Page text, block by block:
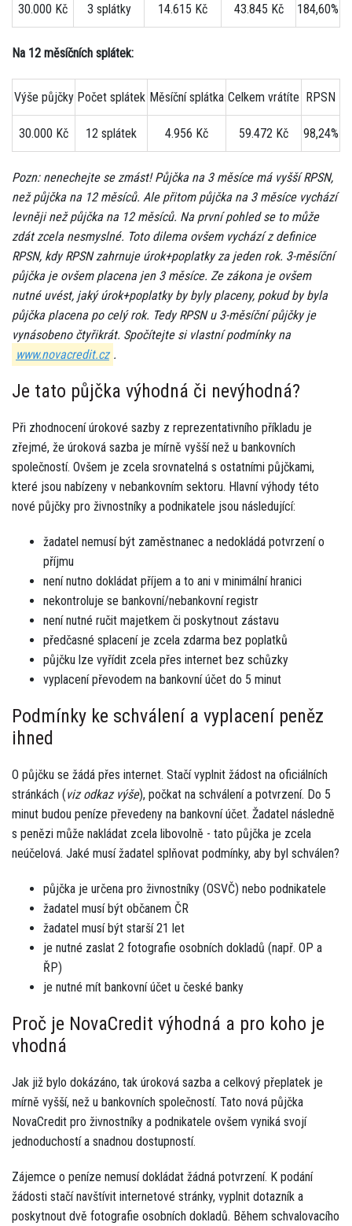
30.000 Kč 3 splátky 14.615 Kč 43.845 Kč 184,60%
Na 12 měsíčních splátek:
Výše půjčky Počet splátek Měsíční splátka Celkem vrátíte RPSN
30.000 Kč 12 splátek 4.956 Kč 59.472 Kč 98,24%
Pozn: nenechejte se zmást! Půjčka na 3 měsíce má vyšší RPSN,
než půjčka na 12 měsíců. Ale přitom půjčka na 3 měsíce vychází
levněji než půjčka na 12 měsíců. Na první pohled se to může
zdát zcela nesmyslné. Toto dilema ovšem vychází z definice
RPSN, kdy RPSN zahrnuje úrok+poplatky za jeden rok. 3-měsíční
půjčka je ovšem placena jen 3 měsíce. Ze zákona je ovšem
nutné uvést, jaký úrok+poplatky by byly placeny, pokud by byla
půjčka placena po celý rok. Tedy RPSN u 3-měsíční půjčky je
vynásobeno čtyřikrát. Spočítejte si vlastní podmínky na
www.novacredit.cz .
Je tato půjčka výhodná či nevýhodná?
Při zhodnocení úrokové sazby z reprezentativního příkladu je
zřejmé, že úroková sazba je mírně vyšší než u bankovních
společností. Ovšem je zcela srovnatelná s ostatními půjčkami,
které jsou nabízeny v nebankovním sektoru. Hlavní výhody této
nové půjčky pro živnostníky a podnikatele jsou následující:
žadatel nemusí být zaměstnanec a nedokládá potvrzení o
příjmu
není nutno dokládat příjem a to ani v minimální hranici
nekontroluje se bankovní/nebankovní registr
není nutné ručit majetkem či poskytnout zástavu
předčasné splacení je zcela zdarma bez poplatků
půjčku lze vyřídit zcela přes internet bez schůzky
vyplacení převodem na bankovní účet do 5 minut
Podmínky ke schválení a vyplacení peněz
ihned
O půjčku se žádá přes internet. Stačí vyplnit žádost na oficiálních
stránkách (viz odkaz výše), počkat na schválení a potvrzení. Do 5
minut budou peníze převedeny na bankovní účet. Žadatel následně
s penězi může nakládat zcela libovolně - tato půjčka je zcela
neúčelová. Jaké musí žadatel splňovat podmínky, aby byl schválen?
půjčka je určena pro živnostníky (OSVČ) nebo podnikatele
žadatel musí být občanem ČR
žadatel musí být starší 21 let
je nutné zaslat 2 fotografie osobních dokladů (např. OP a
ŘP)
je nutné mít bankovní účet u české banky
Proč je NovaCredit výhodná a pro koho je
vhodná
Jak již bylo dokázáno, tak úroková sazba a celkový přeplatek je
mírně vyšší, než u bankovních společností. Tato nová půjčka
NovaCredit pro živnostníky a podnikatele ovšem vyniká svojí
jednoduchostí a snadnou dostupností.
Zájemce o peníze nemusí dokládat žádná potvrzení. K podání
žádosti stačí navštívit internetové stránky, vyplnit dotazník a
poskytnout dvě fotografie osobních dokladů. Během schvalovacího